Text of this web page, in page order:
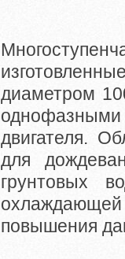
диаметром
двигателя.
для
грунтовых
охлаждающей
повышения